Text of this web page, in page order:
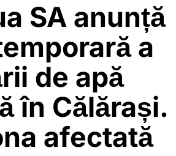
SA anunță
a
de apă
în Călărași.
afectată